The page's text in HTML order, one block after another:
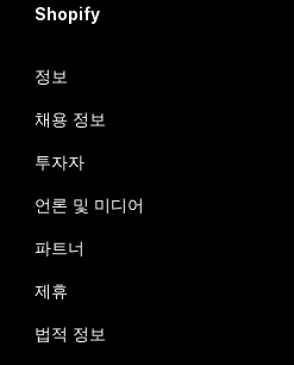
Shopify
정보
채용 정보
투자자
언론 및 미디어
파트너
제휴
법적 정보